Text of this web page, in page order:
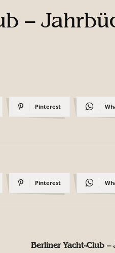
–
Pinterest
Pinterest
Berliner Yacht-Club